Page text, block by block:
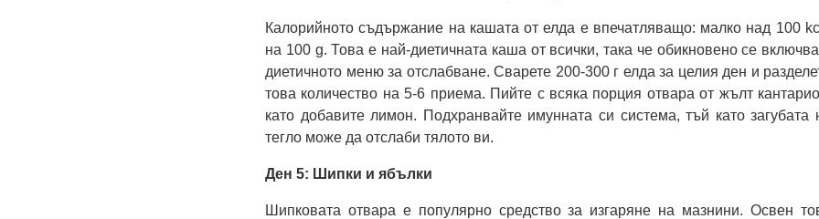
Калорийното съдържание на кашата от елда е впечатляващо: малко над 100
на 100 g. Това е най-диетичната каша от всички, така че обикновено се
диетичното меню за отслабване. Сварете 200-300 г елда за целия ден и
това количество на 5-6 приема. Пийте с всяка порция отвара от жълт
като добавите лимон. Подхранвайте имунната си система, тъй като загубата
тегло може да отслаби тялото ви.
Ден 5: Шипки и ябълки
Шипковата отвара е популярно средство за изгаряне на мазнини. Освен